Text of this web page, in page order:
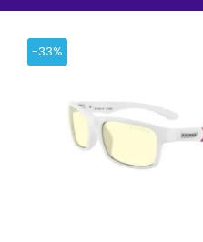
-33%